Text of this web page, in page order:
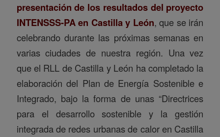
presentación de los resultados del proyecto
INTENSSS-PA en Castilla y León, que se irán
celebrando durante las próximas semanas en
varias ciudades de nuestra región. Una vez
que el RLL de Castilla y León ha completado la
elaboración del Plan de Energía Sostenible e
Integrado, bajo la forma de unas “Directrices
para el desarrollo sostenible y la gestión
integrada de redes urbanas de calor en Castilla